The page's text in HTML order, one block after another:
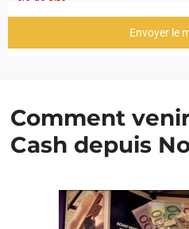
Envoyer le
Comment
Cash depuis